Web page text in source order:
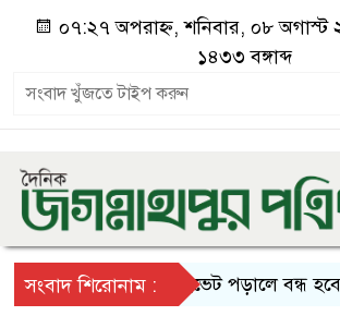
০৭:২৭ অপরাহ্ন, শনিবার, ০৮ অগাস্ট
১৪৩৩ বঙ্গাব্দ
সংবাদ শিরোনাম :প্রাইভেট পড়ালে বন্ধ হবে